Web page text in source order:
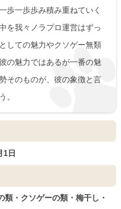
歩一歩歩み積み重ねていく
を我々ノラプロ運営はずっ
しての魅力やクソゲー無類
の魅力ではあるが一番の魅
そのものが、彼の象徴と言
。
1日
類・クソゲーの類・梅干し・